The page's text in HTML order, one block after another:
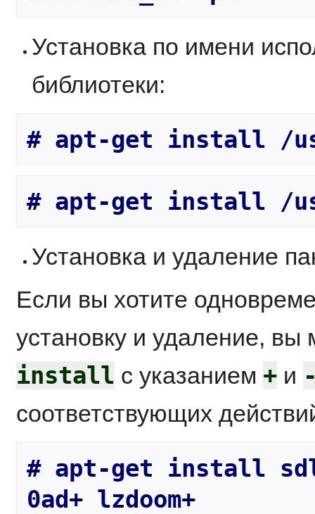
Установка по имени
библиотеки:
Установка и удаление
Если вы хотите
установку и удаление, вы
install с указанием + и
соответствующих
# apt-get install